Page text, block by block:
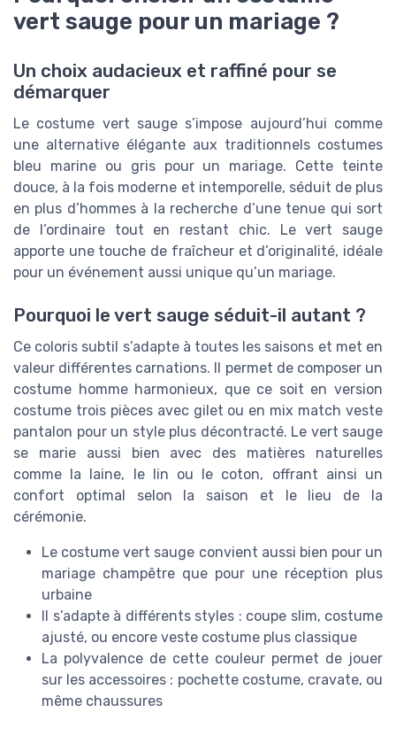
vert sauge pour un mariage ?
Un choix audacieux et raffiné pour se
démarquer
Le costume vert sauge s’impose aujourd’hui comme
une alternative élégante aux traditionnels costumes
bleu marine ou gris pour un mariage. Cette teinte
douce, à la fois moderne et intemporelle, séduit de plus
en plus d’hommes à la recherche d’une tenue qui sort
de l’ordinaire tout en restant chic. Le vert sauge
apporte une touche de fraîcheur et d’originalité, idéale
pour un événement aussi unique qu’un mariage.
Pourquoi le vert sauge séduit-il autant ?
Ce coloris subtil s’adapte à toutes les saisons et met en
valeur différentes carnations. Il permet de composer un
costume homme harmonieux, que ce soit en version
costume trois pièces avec gilet ou en mix match veste
pantalon pour un style plus décontracté. Le vert sauge
se marie aussi bien avec des matières naturelles
comme la laine, le lin ou le coton, offrant ainsi un
confort optimal selon la saison et le lieu de la
cérémonie.
Le costume vert sauge convient aussi bien pour un
mariage champêtre que pour une réception plus
urbaine
Il s’adapte à différents styles : coupe slim, costume
ajusté, ou encore veste costume plus classique
La polyvalence de cette couleur permet de jouer
sur les accessoires : pochette costume, cravate, ou
même chaussures